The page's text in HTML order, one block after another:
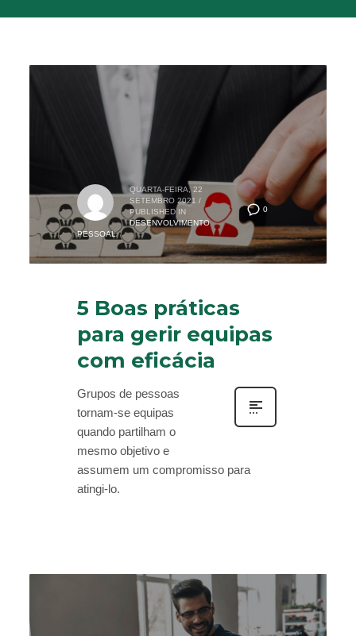
0
QUARTA-FEIRA, 22
SETEMBRO 2021 /
PUBLISHED IN
DESENVOLVIMENTO
PESSOAL
5 Boas práticas
para gerir equipas
com eficácia
Grupos de pessoas
tornam-se equipas
quando partilham o
mesmo objetivo e
assumem um compromisso para
atingi-lo.